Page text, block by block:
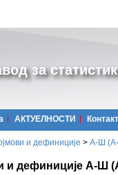
за
АКТУЕЛНОСТИ Контакт
и дефиниције > А-Ш
и дефиниције А-Ш